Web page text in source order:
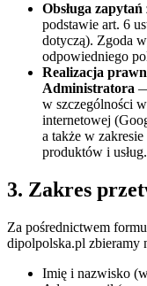
Obsługa
podstawie art. 6
dotyczą). Zgoda
odpowiedniego
Realizacja
Administratora
w szczególności
internetowej
a także w
produktów i usług.
3. Zakres
Za pośrednictwem
dipolpolska.pl zbieramy
Imię i nazwisko